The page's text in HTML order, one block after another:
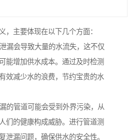
，主要体现在以下几个方面：
漏会导致大量的水流失，这不仅
能增加供水成本。通过及时检测
效减少水的浪费，节约宝贵的水
的管道可能会受到外界污染，从
们的健康构成威胁。进行管道测
泄漏问题，确保供水的安全性。